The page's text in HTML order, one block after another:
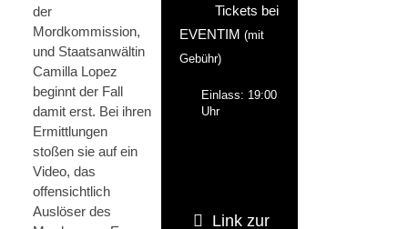
der
Mordkommission,
und Staatsanwältin
Camilla Lopez
beginnt der Fall
damit erst. Bei ihren
Ermittlungen
stoßen sie auf ein
Video, das
offensichtlich
Auslöser des
Tickets bei
EVENTIM (mit
Gebühr)
Einlass: 19:00
Uhr
Link zur